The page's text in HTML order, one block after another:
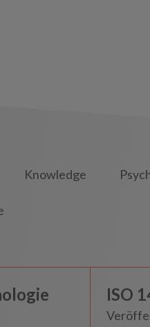
Knowledge
ISO